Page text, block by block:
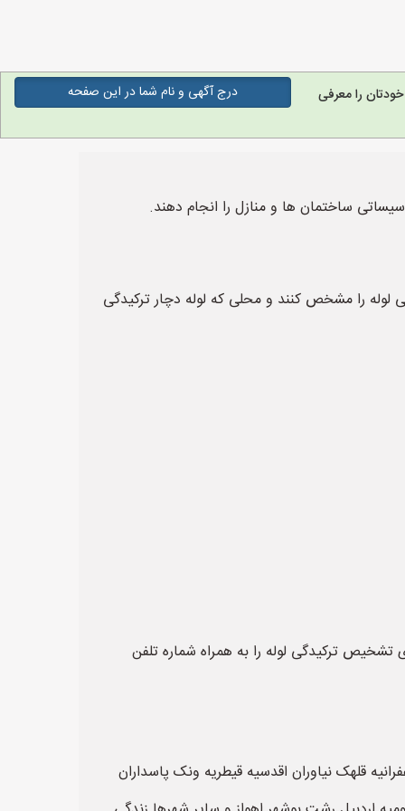
را معرفی درج آگهی و نام شما در این صفحه
ساختمان ها و منازل را انجام دهند.
را مشخص کنند و محلی که لوله دچار ترکیدگی
ترکیدگی لوله را به همراه شماره تلفن
قلهک نیاوران اقدسیه قیطریه ونک پاسداران